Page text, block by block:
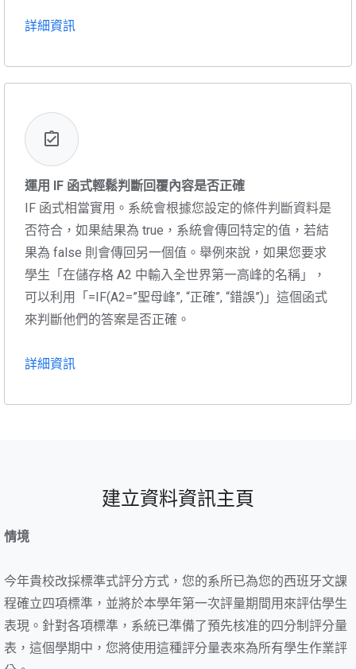
詳細資訊
運用 IF 函式輕鬆判斷回覆內容是否正確
IF 函式相當實用。系統會根據您設定的條件判斷資料是
否符合，如果結果為 true，系統會傳回特定的值，若結
果為 false 則會傳回另一個值。舉例來說，如果您要求
學生「在儲存格 A2 中輸入全世界第一高峰的名稱」，
可以利用「=IF(A2=”聖母峰”, “正確”, “錯誤”)」這個函式
來判斷他們的答案是否正確。
詳細資訊
建立資料資訊主頁
情境
今年貴校改採標準式評分方式，您的系所已為您的西班牙文課
程確立四項標準，並將於本學年第一次評量期間用來評估學生
表現。針對各項標準，系統已準備了預先核准的四分制評分量
表，這個學期中，您將使用這種評分量表來為所有學生作業評